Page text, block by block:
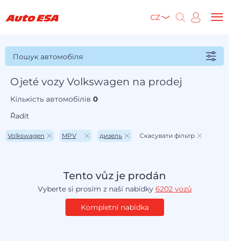
CZ
Пошук автомобіля
Ojeté vozy Volkswagen na prodej
Кількість автомобілів0
Řadit
Volkswagen MPV дизель Скасувати фільтр
Tento vůz je prodán
Vyberte si prosím z naší nabídky 6202 vozů
Kompletní nabídka